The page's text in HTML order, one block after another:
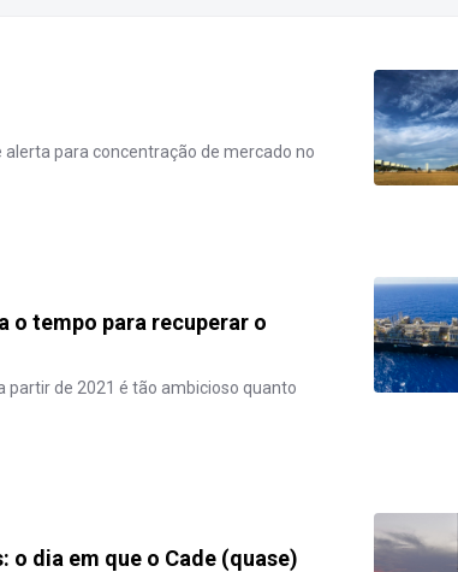
para concentração de mercado no
o tempo para recuperar o
partir de 2021 é tão ambicioso quanto
o dia em que o Cade (quase)